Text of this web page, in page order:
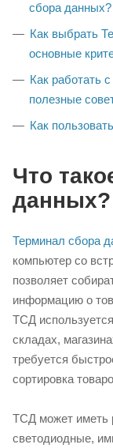
сбора данных?
Как выбрать
основные
Как работать
полезные
Как
Что
данных?
Терминал сбора
компьютер со
позволяет
информацию о
ТСД
складах,
требуется
сортировка
ТСД может иметь
светодиодные,